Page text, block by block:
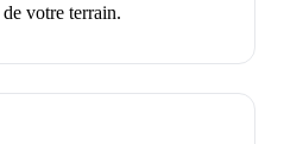
votre terrain.